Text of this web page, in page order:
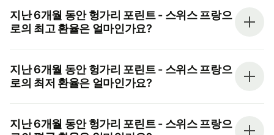
지난 6개월 동안 헝가리 포린트 - 스위스 프랑으
로의 최고 환율은 얼마인가요?
지난 6개월 동안 헝가리 포린트 - 스위스 프랑으
로의 최저 환율은 얼마인가요?
지난 6개월 동안 헝가리 포린트 - 스위스 프랑으